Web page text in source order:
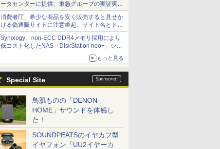
ータセンターに提供、東急グループの実証実験
で 「ステンレス密封真空断熱パネル TIVIP」
消費者庁、希少な商品を安く販売すると見せか
ける偽通販サイトに注意喚起、サイト名とドメ
イン名を公表
Synology、non-ECC DDR4メモリ採用により
低コスト化したNAS「DiskStation neo+」シリ
ーズ 予算を抑えて導入でき、ECCメモリへの
もっと見る
Special Site
鳥肌ものの「DENON
HOME」サウンドを体感し
た！
SOUNDPEATSのイヤカフ型
イヤフォン「UU2イヤーカ